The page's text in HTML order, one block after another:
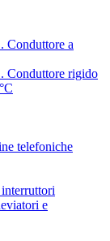
Conduttore a
Conduttore rigido
telefoniche
e